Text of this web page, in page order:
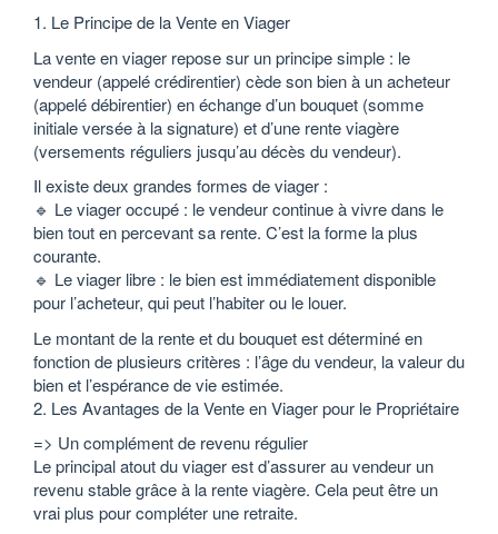
1. Le Principe de la Vente en Viager
La vente en viager repose sur un principe simple : le
vendeur (appelé crédirentier) cède son bien à un acheteur
(appelé débirentier) en échange d’un bouquet (somme
initiale versée à la signature) et d’une rente viagère
(versements réguliers jusqu’au décès du vendeur).
Il existe deux grandes formes de viager :
🔹 Le viager occupé : le vendeur continue à vivre dans le
bien tout en percevant sa rente. C’est la forme la plus
courante.
🔹 Le viager libre : le bien est immédiatement disponible
pour l’acheteur, qui peut l’habiter ou le louer.
Le montant de la rente et du bouquet est déterminé en
fonction de plusieurs critères : l’âge du vendeur, la valeur du
bien et l’espérance de vie estimée.
2. Les Avantages de la Vente en Viager pour le Propriétaire
=> Un complément de revenu régulier
Le principal atout du viager est d’assurer au vendeur un
revenu stable grâce à la rente viagère. Cela peut être un
vrai plus pour compléter une retraite.